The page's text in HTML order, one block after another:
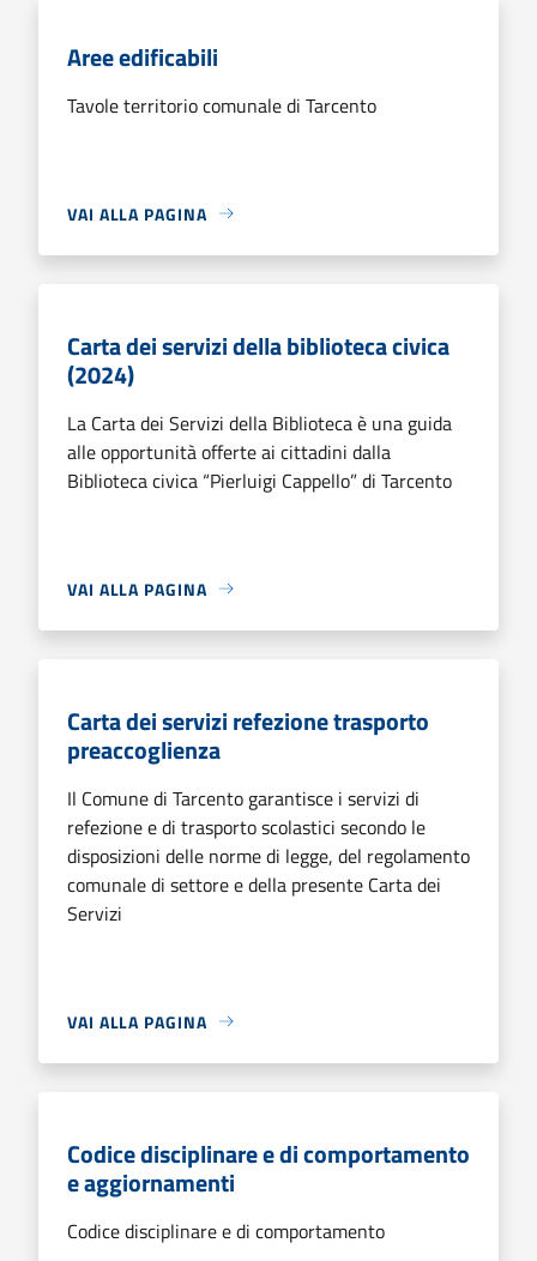
Aree edificabili
Tavole territorio comunale di Tarcento
VAI ALLA PAGINA
Carta dei servizi della biblioteca civica
(2024)
La Carta dei Servizi della Biblioteca è una guida
alle opportunità offerte ai cittadini dalla
Biblioteca civica “Pierluigi Cappello” di Tarcento
VAI ALLA PAGINA
Carta dei servizi refezione trasporto
preaccoglienza
Il Comune di Tarcento garantisce i servizi di
refezione e di trasporto scolastici secondo le
disposizioni delle norme di legge, del regolamento
comunale di settore e della presente Carta dei
Servizi
VAI ALLA PAGINA
Codice disciplinare e di comportamento
e aggiornamenti
Codice disciplinare e di comportamento